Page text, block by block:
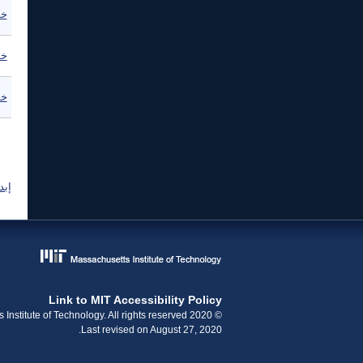
Link to MIT Accessibility Policy
© 2020 Massachusetts Institute of Technology. All rights reserved.
Last revised on August 27, 2020.